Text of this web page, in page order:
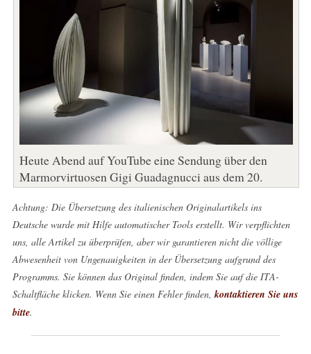
Heute Abend auf YouTube eine Sendung über den
Marmorvirtuosen Gigi Guadagnucci aus dem 20.
Achtung: Die Übersetzung des italienischen Originalartikels ins
Deutsche wurde mit Hilfe automatischer Tools erstellt. Wir verpflichten
uns, alle Artikel zu überprüfen, aber wir garantieren nicht die völlige
Abwesenheit von Ungenauigkeiten in der Übersetzung aufgrund des
Programms. Sie können das Original finden, indem Sie auf die ITA-
Schaltfläche klicken. Wenn Sie einen Fehler finden, kontaktieren Sie uns
bitte.